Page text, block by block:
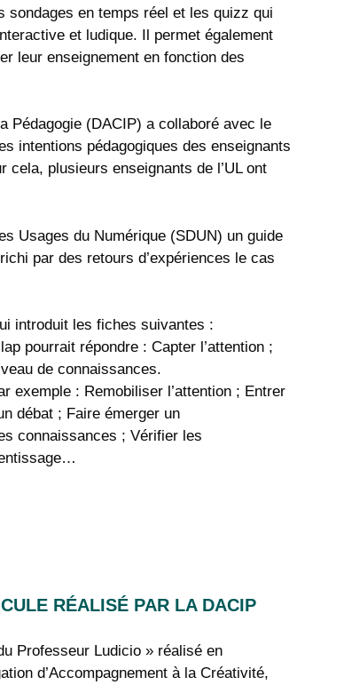
en temps réel et les quizz qui
et ludique. Il permet également
leur enseignement en fonction des
Pédagogie (DACIP) a collaboré avec le
intentions pédagogiques des enseignants
cela, plusieurs enseignants de l’UL ont
Usages du Numérique (SDUN) un guide
par des retours d’expériences le cas
introduit les fiches suivantes :
pourrait répondre : Capter l’attention ;
de connaissances.
exemple : Remobiliser l’attention ; Entrer
débat ; Faire émerger un
connaissances ; Vérifier les
RÉALISÉ PAR LA DACIP
Professeur Ludicio » réalisé en
d’Accompagnement à la Créativité,